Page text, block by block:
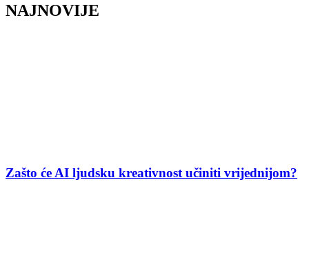
NAJNOVIJE
Zašto će AI ljudsku kreativnost učiniti vrijednijom?